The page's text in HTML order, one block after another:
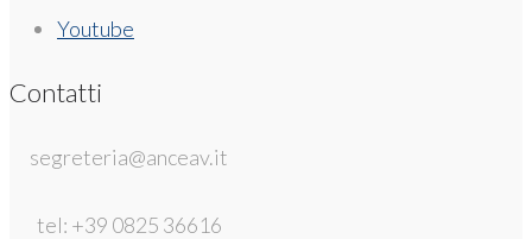
Youtube
Contatti
segreteria@anceav.it
tel: +39 0825 36616